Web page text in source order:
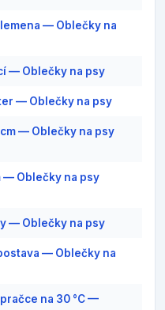
— Oblečky na
— Oblečky na psy
— Oblečky na psy
— Oblečky na psy
— Oblečky na psy
— Oblečky na psy
— Oblečky na
na 30 °C —